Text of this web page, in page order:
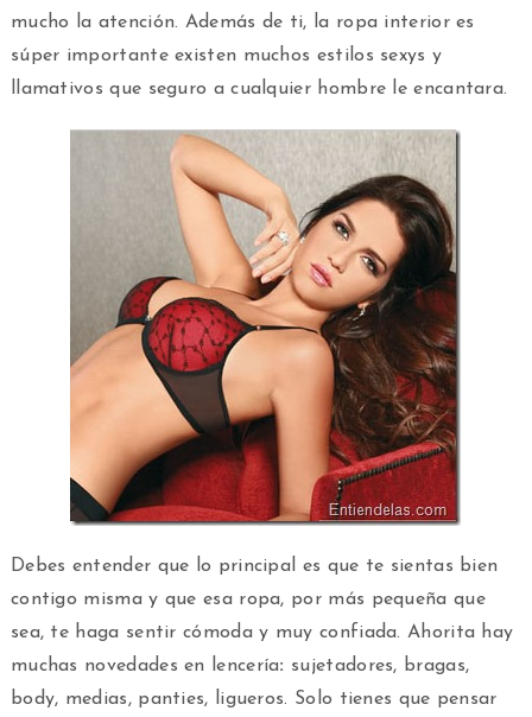
mucho la atención. Además de ti, la ropa interior es
súper importante existen muchos estilos sexys y
llamativos que seguro a cualquier hombre le encantara.
Debes entender que lo principal es que te sientas bien
contigo misma y que esa ropa, por más pequeña que
sea, te haga sentir cómoda y muy confiada. Ahorita hay
muchas novedades en lencería: sujetadores, bragas,
body, medias, panties, ligueros. Solo tienes que pensar